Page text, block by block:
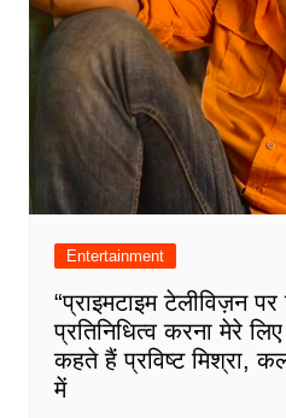
Entertainment
“प्राइमटाइम टेलीविज़न
प्रतिनिधित्व करना मेरे लिए
कहते हैं प्रविष्ट मिश्रा,
में